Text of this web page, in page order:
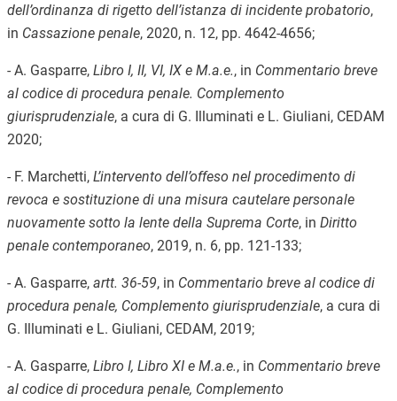
dell’ordinanza di rigetto dell’istanza di incidente probatorio,
in Cassazione penale, 2020, n. 12, pp. 4642-4656;
- A. Gasparre, Libro I, II, VI, IX e M.a.e., in Commentario breve
al codice di procedura penale. Complemento
giurisprudenziale, a cura di G. Illuminati e L. Giuliani, CEDAM
2020;
- F. Marchetti,L’intervento dell’offeso nel procedimento di
revoca e sostituzione di una misura cautelare personale
nuovamente sotto la lente della Suprema Corte, in Diritto
penale contemporaneo, 2019, n. 6, pp. 121-133;
- A. Gasparre, artt. 36-59, in Commentario breve al codice di
procedura penale, Complemento giurisprudenziale, a cura di
G. Illuminati e L. Giuliani, CEDAM, 2019;
- A. Gasparre, Libro I, Libro XI e M.a.e., in Commentario breve
al codice di procedura penale, Complemento